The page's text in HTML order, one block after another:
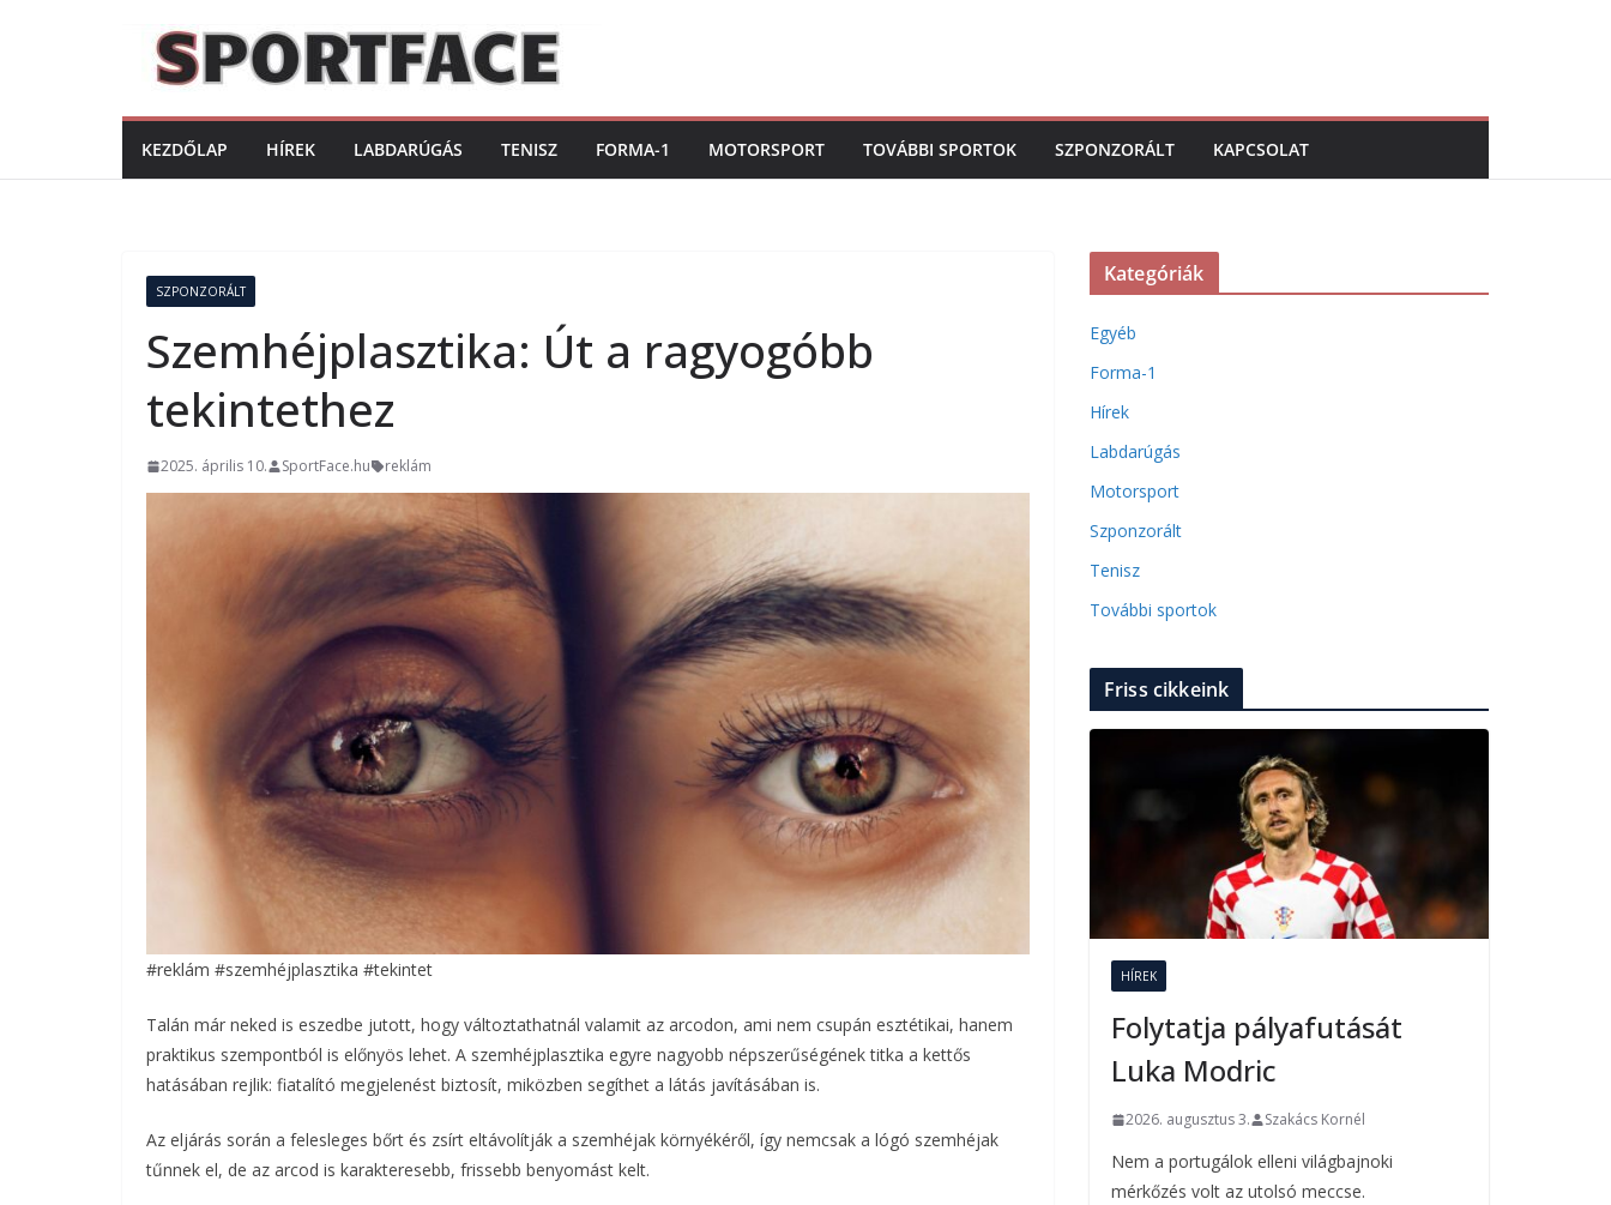
KEZDŐLAP HÍREK LABDARÚGÁS TENISZ FORMA-1 MOTORSPORT TOVÁBBI SPORTOK SZPONZORÁLT KAPCSOLAT
SZPONZORÁLT
Szemhéjplasztika: Út a ragyogóbb
tekintethez
2025. április 10. SportFace.hu reklám
#reklám #szemhéjplasztika #tekintet
Talán már neked is eszedbe jutott, hogy változtathatnál valamit az arcodon, ami nem csupán esztétikai, hanem
praktikus szempontból is előnyös lehet. A szemhéjplasztika egyre nagyobb népszerűségének titka a kettős
hatásában rejlik: fiatalító megjelenést biztosít, miközben segíthet a látás javításában is.
Az eljárás során a felesleges bőrt és zsírt eltávolítják a szemhéjak környékéről, így nemcsak a lógó szemhéjak
tűnnek el, de az arcod is karakteresebb, frissebb benyomást kelt.
Kategóriák
Egyéb
Forma-1
Hírek
Labdarúgás
Motorsport
Szponzorált
Tenisz
További sportok
Friss cikkeink
HÍREK
Folytatja pályafutását
Luka Modric
2026. augusztus 3. Szakács Kornél
Nem a portugálok elleni világbajnoki
mérkőzés volt az utolsó meccse.